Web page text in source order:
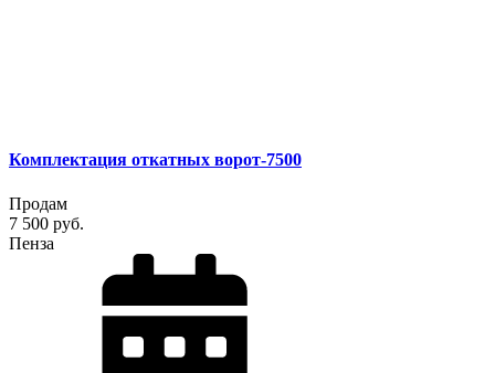
Комплектация откатных ворот-7500
Продам
7 500 руб.
Пенза